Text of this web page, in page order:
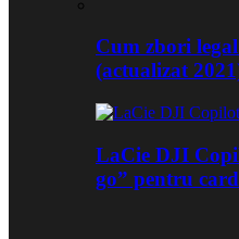
Cum zbori
(actualizat
LaCie DJI
go” pentru